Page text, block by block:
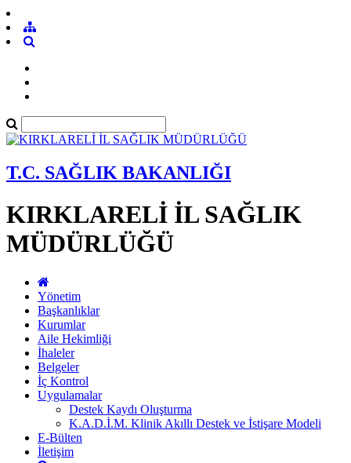
T.C. SAĞLIK BAKANLIĞI
KIRKLARELİ İL SAĞLIK
MÜDÜRLÜĞÜ
Yönetim
Başkanlıklar
Kurumlar
Aile Hekimliği
İhaleler
Belgeler
İç Kontrol
Uygulamalar
Destek Kaydı Oluşturma
K.A.D.İ.M. Klinik Akıllı Destek ve İstişare Modeli
E-Bülten
İletişim